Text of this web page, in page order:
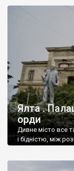
Ялта .
орди
Дивне місто все
і бідністю, між